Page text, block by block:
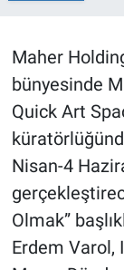
Maher
bünyesinde
Quick Art
Nisan-4
Olmak”
Erdem Varol,